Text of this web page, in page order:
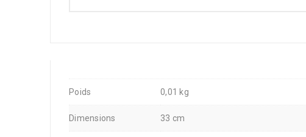
Poids 0,01 kg
Dimensions 33 cm